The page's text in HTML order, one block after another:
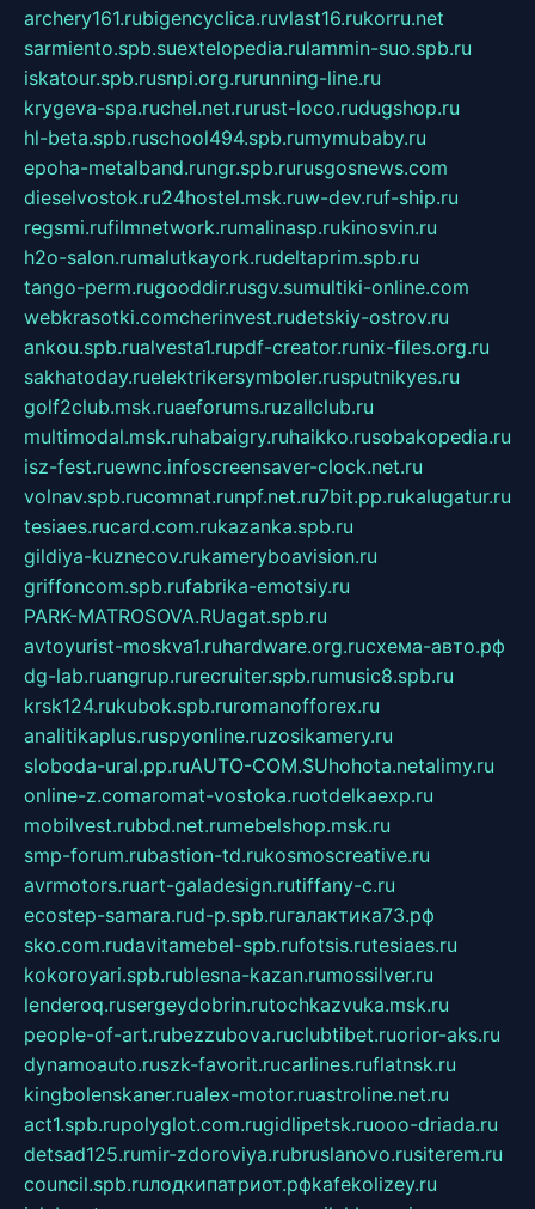
archery161.rubigencyclica.ruvlast16.rukorru.net
sarmiento.spb.suextelopedia.rulammin-suo.spb.ru
iskatour.spb.rusnpi.org.rurunning-line.ru
krygeva-spa.ruchel.net.rurust-loco.rudugshop.ru
hl-beta.spb.ruschool494.spb.rumymubaby.ru
epoha-metalband.rungr.spb.rurusgosnews.com
dieselvostok.ru24hostel.msk.ruw-dev.ruf-ship.ru
regsmi.rufilmnetwork.rumalinasp.rukinosvin.ru
h2o-salon.rumalutkayork.rudeltaprim.spb.ru
tango-perm.rugooddir.rusgv.sumultiki-online.com
webkrasotki.comcherinvest.rudetskiy-ostrov.ru
ankou.spb.rualvesta1.rupdf-creator.runix-files.org.ru
sakhatoday.ruelektrikersymboler.rusputnikyes.ru
golf2club.msk.ruaeforums.ruzallclub.ru
multimodal.msk.ruhabaigry.ruhaikko.rusobakopedia.ru
isz-fest.ruewnc.infoscreensaver-clock.net.ru
volnav.spb.rucomnat.runpf.net.ru7bit.pp.rukalugatur.ru
tesiaes.rucard.com.rukazanka.spb.ru
gildiya-kuznecov.rukameryboavision.ru
griffoncom.spb.rufabrika-emotsiy.ru
PARK-MATROSOVA.RUagat.spb.ru
avtoyurist-moskva1.ruhardware.org.ruсхема-авто.рф
dg-lab.ruangrup.rurecruiter.spb.rumusic8.spb.ru
krsk124.rukubok.spb.ruromanofforex.ru
analitikaplus.ruspyonline.ruzosikamery.ru
sloboda-ural.pp.ruAUTO-COM.SUhohota.netalimy.ru
online-z.comaromat-vostoka.ruotdelkaexp.ru
mobilvest.rubbd.net.rumebelshop.msk.ru
smp-forum.rubastion-td.rukosmoscreative.ru
avrmotors.ruart-galadesign.rutiffany-c.ru
ecostep-samara.rud-p.spb.ruгалактика73.рф
sko.com.rudavitamebel-spb.rufotsis.rutesiaes.ru
kokoroyari.spb.rublesna-kazan.rumossilver.ru
lenderoq.rusergeydobrin.rutochkazvuka.msk.ru
people-of-art.rubezzubova.ruclubtibet.ruorior-aks.ru
dynamoauto.ruszk-favorit.rucarlines.ruflatnsk.ru
kingbolenskaner.rualex-motor.ruastroline.net.ru
act1.spb.rupolyglot.com.rugidlipetsk.ruooo-driada.ru
detsad125.rumir-zdoroviya.rubruslanovo.rusiterem.ru
council.spb.ruлодкипатриот.рфkafekolizey.ru